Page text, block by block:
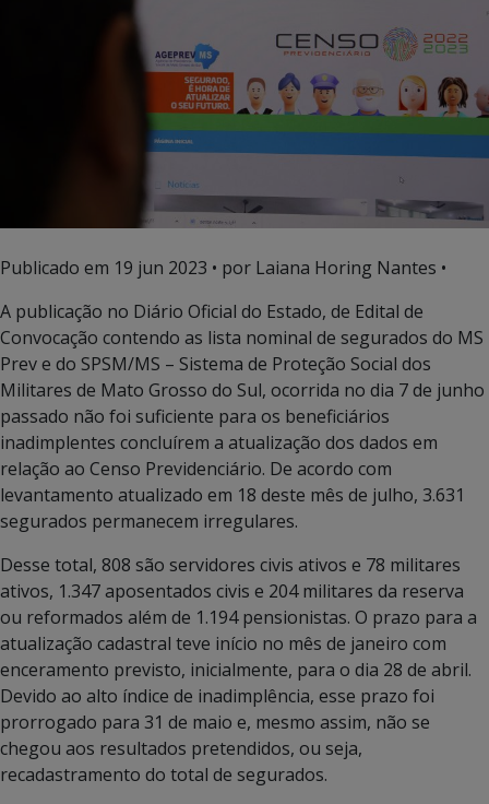
Publicado em 19 jun 2023 • por Laiana Horing Nantes •
A publicação no Diário Oficial do Estado, de Edital de
Convocação contendo as lista nominal de segurados do MS
Prev e do SPSM/MS – Sistema de Proteção Social dos
Militares de Mato Grosso do Sul, ocorrida no dia 7 de junho
passado não foi suficiente para os beneficiários
inadimplentes concluírem a atualização dos dados em
relação ao Censo Previdenciário. De acordo com
levantamento atualizado em 18 deste mês de julho, 3.631
segurados permanecem irregulares.
Desse total, 808 são servidores civis ativos e 78 militares
ativos, 1.347 aposentados civis e 204 militares da reserva
ou reformados além de 1.194 pensionistas. O prazo para a
atualização cadastral teve início no mês de janeiro com
enceramento previsto, inicialmente, para o dia 28 de abril.
Devido ao alto índice de inadimplência, esse prazo foi
prorrogado para 31 de maio e, mesmo assim, não se
chegou aos resultados pretendidos, ou seja,
recadastramento do total de segurados.